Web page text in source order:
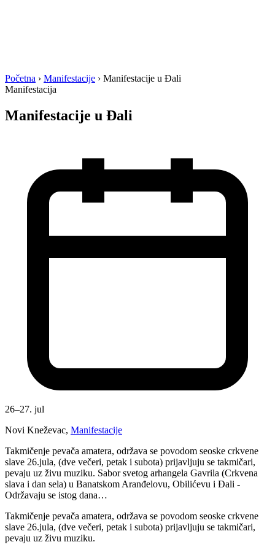
Početna › Manifestacije › Manifestacije u Đali
Manifestacija
Manifestacije u Đali
26–27. jul
Novi Kneževac, Manifestacije
Takmičenje pevača amatera, održava se povodom seoske crkvene
slave 26.jula, (dve večeri, petak i subota) prijavljuju se takmičari,
pevaju uz živu muziku. Sabor svetog arhangela Gavrila (Crkvena
slava i dan sela) u Banatskom Aranđelovu, Obilićevu i Đali -
Održavaju se istog dana…
Takmičenje pevača amatera, održava se povodom seoske crkvene
slave 26.jula, (dve večeri, petak i subota) prijavljuju se takmičari,
pevaju uz živu muziku.